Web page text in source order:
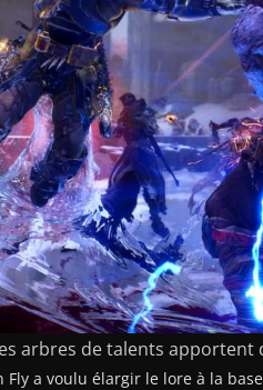
arbres de talents apportent
Fly a voulu élargir le lore à la